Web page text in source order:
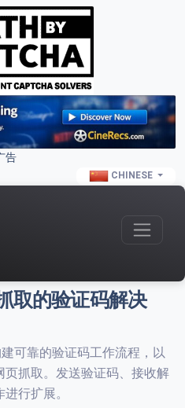
告
CHINESE
取的验证码解决
可靠的验证码工作流程，以
抓取。发送验证码、接收解
行扩展。